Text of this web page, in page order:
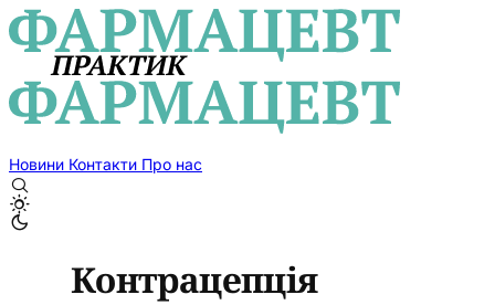
Новини Контакти Про нас
Контрацепція